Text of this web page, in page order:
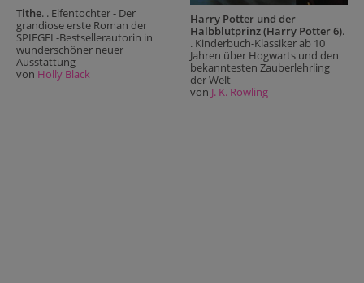
Tithe. . Elfentochter - Der
grandiose erste Roman der
SPIEGEL-Bestsellerautorin in
wunderschöner neuer
Ausstattung
von Holly Black
Harry Potter und der
Halbblutprinz (Harry Potter 6).
. Kinderbuch-Klassiker ab 10
Jahren über Hogwarts und den
bekanntesten Zauberlehrling
der Welt
von J. K. Rowling